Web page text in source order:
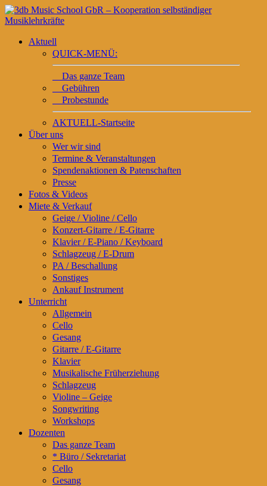
Aktuell
QUICK-MENÜ:
Das ganze Team
Gebühren
Probestunde
AKTUELL-Startseite
Über uns
Wer wir sind
Termine & Veranstaltungen
Spendenaktionen & Patenschaften
Presse
Fotos & Videos
Miete & Verkauf
Geige / Violine / Cello
Konzert-Gitarre / E-Gitarre
Klavier / E-Piano / Keyboard
Schlagzeug / E-Drum
PA / Beschallung
Sonstiges
Ankauf Instrument
Unterricht
Allgemein
Cello
Gesang
Gitarre / E-Gitarre
Klavier
Musikalische Früherziehung
Schlagzeug
Violine – Geige
Songwriting
Workshops
Dozenten
Das ganze Team
* Büro / Sekretariat
Cello
Gesang